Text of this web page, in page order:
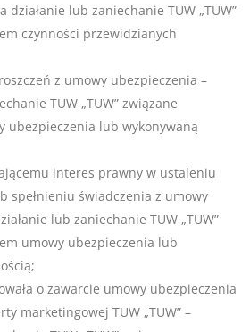
działanie lub zaniechanie TUW „TUW”
czynności przewidzianych
z umowy ubezpieczenia –
TUW „TUW” związane
ubezpieczenia lub wykonywaną
interes prawny w ustaleniu
spełnieniu świadczenia z umowy
lub zaniechanie TUW „TUW”
umowy ubezpieczenia lub
o zawarcie umowy ubezpieczenia
marketingowej TUW „TUW” –